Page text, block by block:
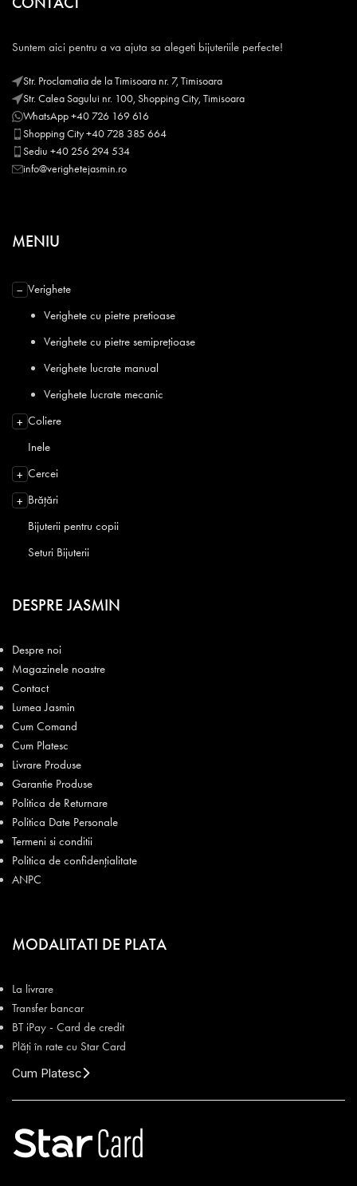
Suntem aici pentru a va ajuta sa alegeti bijuteriile perfecte!
Str. Proclamatia de la Timisoara nr. 7, Timisoara
Str. Calea Sagului nr. 100, Shopping City, Timisoara
WhatsApp +40 726 169 616
Shopping City +40 728 385 664
Sediu +40 256 294 534
info@verighetejasmin.ro
MENIU
− Verighete
Verighete cu pietre pretioase
Verighete cu pietre semiprețioase
Verighete lucrate manual
Verighete lucrate mecanic
+ Coliere
Inele
+ Cercei
+ Brățări
Bijuterii pentru copii
Seturi Bijuterii
DESPRE JASMIN
Despre noi
Magazinele noastre
Contact
Lumea Jasmin
Cum Comand
Cum Platesc
Livrare Produse
Garantie Produse
Politica de Returnare
Politica Date Personale
Termeni si conditii
Politica de confidențialitate
ANPC
MODALITATI DE PLATA
La livrare
Transfer bancar
BT iPay - Card de credit
Plăți în rate cu Star Card
Cum Platesc